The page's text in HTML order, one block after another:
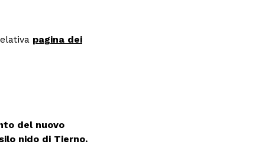
pagina dei
del nuovo
nido di Tierno.